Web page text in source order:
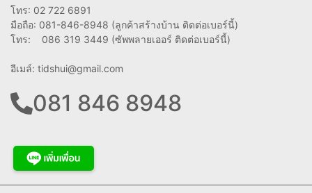
โทร: 02 722 6891
มือถือ: 081-846-8948 (ลูกค้าสร้างบ้าน ติดต่อเบอร์นี้)
โทร: 086 319 3449 (ซัพพลายเออร์ ติดต่อเบอร์นี้)
อีเมล์: tidshui@gmail.com
081 846 8948